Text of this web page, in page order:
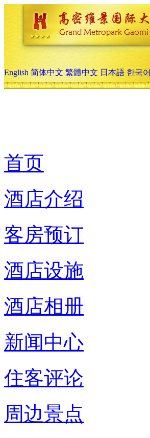
English 简体中文 繁體中文 日本語 한국어
首页
酒店介绍
客房预订
酒店设施
酒店相册
新闻中心
住客评论
周边景点